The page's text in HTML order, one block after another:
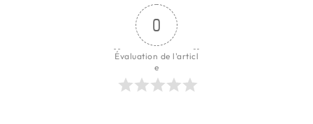
0
Évaluation de l'articl
e